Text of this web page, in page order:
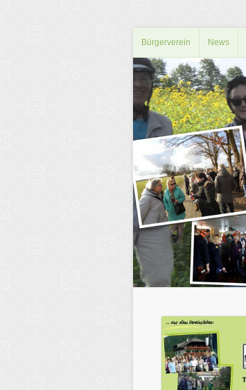
Bürgerverein News